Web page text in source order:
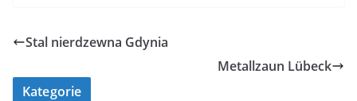
Stal nierdzewna Gdynia
Metallzaun Lübeck
Kategorie